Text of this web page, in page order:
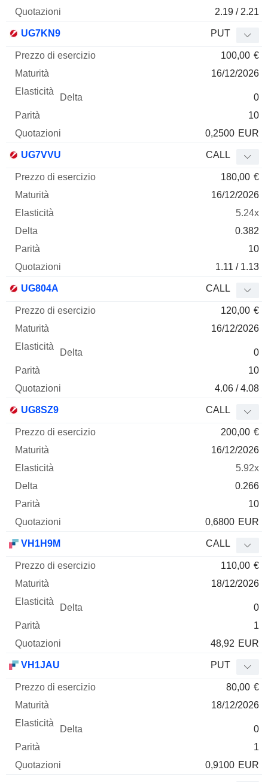
2.19 / 2.21
UG7KN9 PUT
100,00 €
16/12/2026
0
10
0,2500 EUR
UG7VVU CALL
180,00 €
16/12/2026
5.24x
0.382
10
1.11 / 1.13
UG804A CALL
120,00 €
16/12/2026
0
10
4.06 / 4.08
UG8SZ9 CALL
200,00 €
16/12/2026
5.92x
0.266
10
0,6800 EUR
VH1H9M CALL
110,00 €
18/12/2026
0
1
48,92 EUR
VH1JAU PUT
80,00 €
18/12/2026
0
1
0,9100 EUR